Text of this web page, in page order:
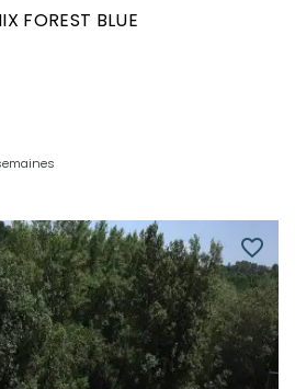
FOREST BLUE
favorite_border